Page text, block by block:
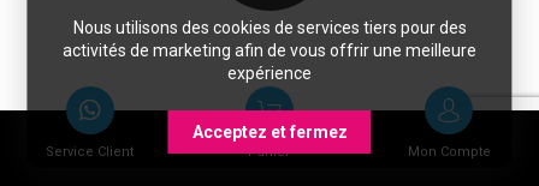
Service Client Panier Mon Compte
Nous utilisons des cookies de services tiers pour des
activités de marketing afin de vous offrir une meilleure
expérience
Acceptez et fermez